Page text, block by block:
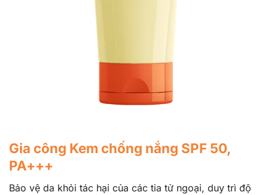
Gia công Kem chống nắng SPF 50,
PA+++
Bảo vệ da khỏi tác hại của các tia tử ngoại, duy trì độ